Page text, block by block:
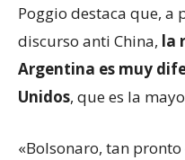
Poggio destaca que,
discurso anti China, la
Argentina es muy
Unidos, que es la
«Bolsonaro, tan